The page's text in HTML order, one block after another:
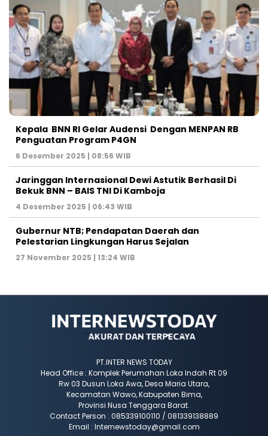
Kepala BNN RI Gelar Audensi Dengan MENPAN RB
Penguatan Program P4GN
6 Desember 2025 | 08:56 WIB
Jaringgan Internasional Dewi Astutik Berhasil Di
Bekuk BNN – BAIS TNI Di Kamboja
4 Desember 2025 | 06:43 WIB
Gubernur NTB; Pendapatan Daerah dan
Pelestarian Lingkungan Harus Sejalan
27 November 2025 | 13:24 WIB
PT.INTER NEWS TODAY
Head Office : Komplek Perumahan Loka Indah Rt 09
Rw 03 Dusun Loka Awa, Desa Maria Utara,
Kecamatan Wawo, Kabupaten Bima,
Provinsi Nusa Tenggara Barat.
Contact Person : 085339100110 / 081339138889
Email : Internewstoday@gmail.com